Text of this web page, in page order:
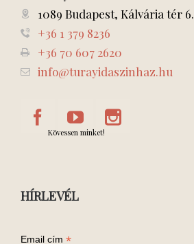
1089 Budapest, Kálvária tér 6.
+36 1 379 8236
+36 70 607 2620
info@turayidaszinhaz.hu
Kövessen minket!
HÍRLEVÉL
Email cím